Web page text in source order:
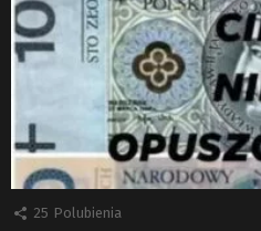
25 Polubienia